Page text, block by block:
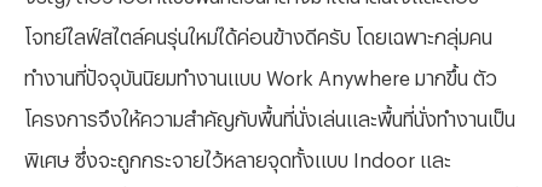
โจทย์ไลฟ์สไตล์คนรุ่นใหม่ได้ค่อนข้างดีครับ โดยเฉพาะกลุ่มคน
ทำงานที่ปัจจุบันนิยมทำงานแบบ Work Anywhere มากขึ้น ตัว
โครงการจึงให้ความสำคัญกับพื้นที่นั่งเล่นและพื้นที่นั่งทำงานเป็น
พิเศษ ซึ่งจะถูกกระจายไว้หลายจุดทั้งแบบ Indoor และ